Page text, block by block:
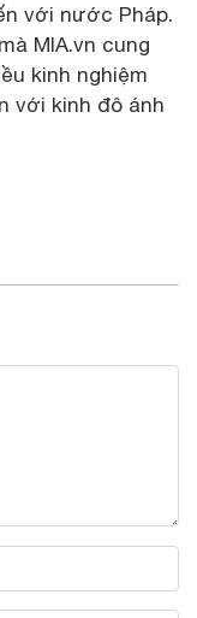
với nước Pháp.
MIA.vn cung
kinh nghiệm
với kinh đô ánh